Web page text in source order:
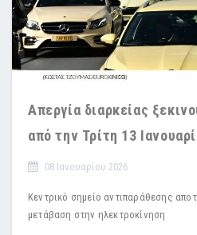
Απεργία διαρκείας
από την Τρίτη 13
08 Ιανουαρίου 2026
Κεντρικό σημείο αντιπαράθεσης
μετάβαση στην ηλεκτροκίνηση